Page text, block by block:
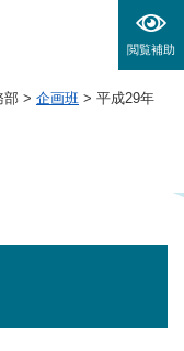
閲覧補助
部 > 企画班 > 平成29年